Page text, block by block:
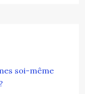
soi-même